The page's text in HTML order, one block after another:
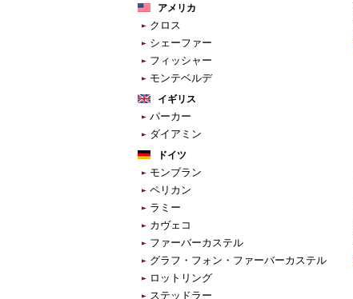
アメリカ
クロス
シェーファー
フィッシャー
モンテベルデ
イギリス
パーカー
ダイアミン
ドイツ
モンブラン
ペリカン
ラミー
カヴェコ
ファーバーカステル
グラフ・フォン・ファーバーカステル
ロットリング
ステッドラー